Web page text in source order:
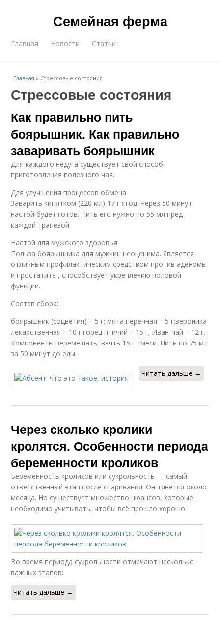
Семейная ферма
Главная Новости Статьи
Главная » Стрессовые состояния
Стрессовые состояния
Как правильно пить
боярышник. Как правильно
заваривать боярышник
Для каждого недуга существует свой способ
приготовления полезного чая.
Для улучшения процессов обмена
Заварить кипятком (220 мл) 17 г ягод. Через 50 минут
настой будет готов. Пить его нужно по 55 мл пред
каждой трапезой.
Настой для мужского здоровья
Польза боярышника для мужчин неоценима. Является
отличным профилактическим средством против аденомы
и простатита , способствует укреплению половой
функции.
Состав сбора:
боярышник (соцветия) – 5 г; мята перечная – 5 г;вероника
лекарственная – 10 г;горец птичий – 15 г; Иван-чай – 12 г.
Компоненты перемешать, взять 15 г смеси. Пить по 75 мл
за 50 минут до еды.
Читать дальше →
Через сколько кролики
кролятся. Особенности периода
беременности кроликов
Беременность кроликов или сукрольность — самый
ответственный этап после спаривания. Он тянется около
месяца. Но существует множество нюансов, которые
необходимо учитывать, чтобы всё прошло хорошо.
Во время периода сукрольности отмечают несколько
важных этапов:
Читать дальше →